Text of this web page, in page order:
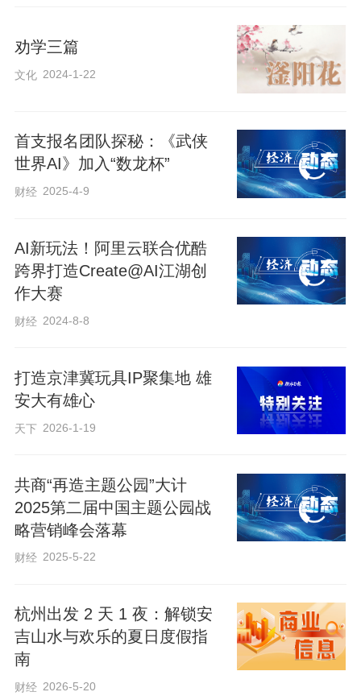
劝学三篇
文化 2024-1-22
首支报名团队探秘：《武侠
世界AI》加入“数龙杯”
财经 2025-4-9
AI新玩法！阿里云联合优酷
跨界打造Create@AI江湖创
作大赛
财经 2024-8-8
打造京津冀玩具IP聚集地 雄
安大有雄心
天下 2026-1-19
共商“再造主题公园”大计
2025第二届中国主题公园战
略营销峰会落幕
财经 2025-5-22
杭州出发 2 天 1 夜：解锁安
吉山水与欢乐的夏日度假指
南
财经 2026-5-20